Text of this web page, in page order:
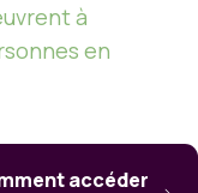
à
en
accéder